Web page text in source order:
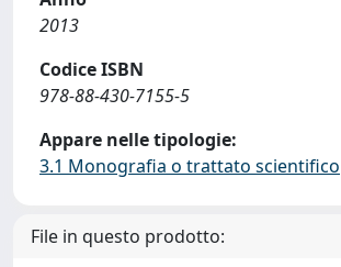
2013
Codice ISBN
978-88-430-7155-5
Appare nelle tipologie:
3.1 Monografia o trattato scientifico
File in questo prodotto: